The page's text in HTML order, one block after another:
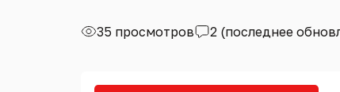
35 просмотров 2 (последнее